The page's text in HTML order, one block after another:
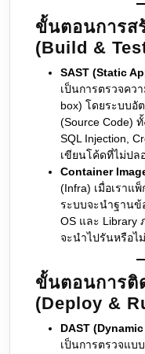
ขั้นตอนการส
(Build &
SAST (Static
เป็นการตรวจคว
box) โดยระบบอั
(Source Code)
SQL Injection,
เขียนโค้ดที่ไม่ปล
Container
(Infra) เมื่อเราแ
ระบบจะนำฐานข้
OS และ Library
จะนำไปรันหรือไม่
ขั้นตอนการติ
(Deploy &
DAST
เป็นการตรวจแบ